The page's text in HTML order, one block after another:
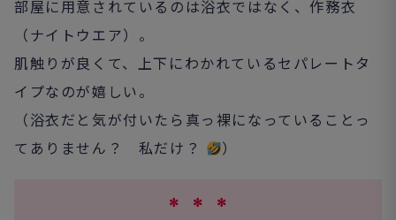
部屋に用意されているのは浴衣ではなく、作務衣
（ナイトウエア）。
肌触りが良くて、上下にわかれているセパレートタ
イプなのが嬉しい。
（浴衣だと気が付いたら真っ裸になっていることっ
てありません？ 私だけ？
）
✻ ✻ ✻